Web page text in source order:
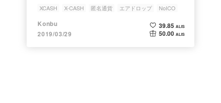
匿名通貨を解説⛏️
XCASH X-CASH 匿名通貨 エアドロップ NoICO
Konbu
2019/03/29
39.85 ALIS
50.00 ALIS